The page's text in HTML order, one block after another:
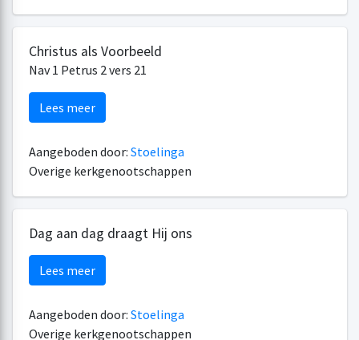
Christus als Voorbeeld
Nav 1 Petrus 2 vers 21
Lees meer
Aangeboden door: Stoelinga
Overige kerkgenootschappen
Dag aan dag draagt Hij ons
Lees meer
Aangeboden door: Stoelinga
Overige kerkgenootschappen